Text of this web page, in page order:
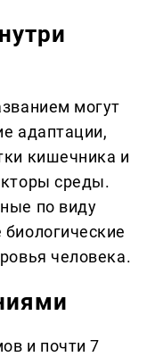
могут
адаптации,
кишечника и
среды.
по виду
человека.
и почти 7